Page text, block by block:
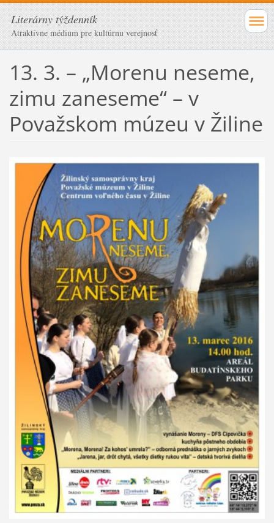
Literárny týždenník
Atraktívne médium pre kultúrnu verejnosť
13. 3. – „Morenu neseme,
zimu zaneseme“ – v
Považskom múzeu v Žiline